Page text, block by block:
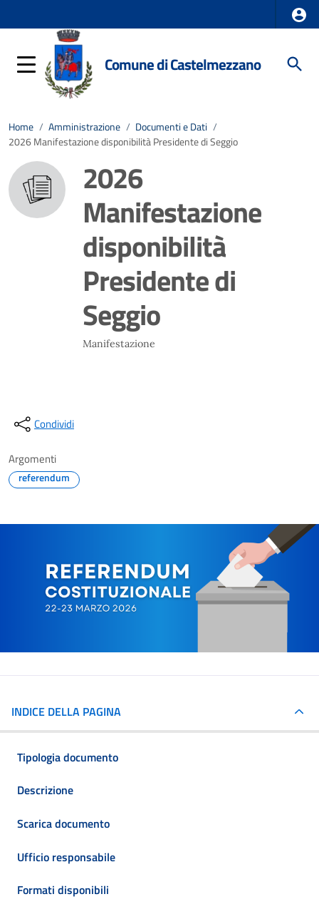
Comune di Castelmezzano
Home / Amministrazione / Documenti e Dati /
2026 Manifestazione disponibilità Presidente di Seggio
2026
Manifestazione
disponibilità
Presidente di
Seggio
Manifestazione
Condividi
Argomenti
referendum
INDICE DELLA PAGINA
Tipologia documento
Descrizione
Scarica documento
Ufficio responsabile
Formati disponibili